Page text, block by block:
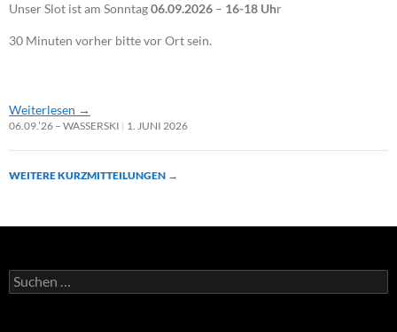
Unser Slot ist am Sonntag06.09.2026 – 16-18 Uhr
30 Minuten vorher bitte vor Ort sein.
Weiterlesen →
06.09.’26 – WASSERSKI 1. JUNI 2026
WEITERE KURZMITTEILUNGEN →
Suchen
nach: